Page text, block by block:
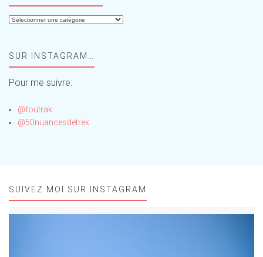
Aide-
!SUR INSTAGRAM…
Pour me suivre:
@foutrak
@50nuancesdetrek
SUIVEZ MOI SUR INSTAGRAM